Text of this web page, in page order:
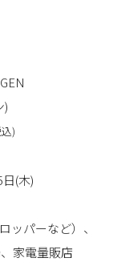
)
)
(木)
パーなど）、
家電量販店